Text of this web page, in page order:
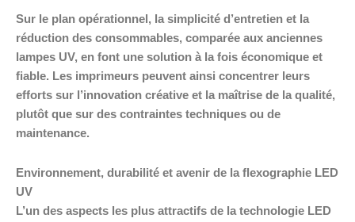
Sur le plan opérationnel, la simplicité d’entretien et la
réduction des consommables, comparée aux anciennes
lampes UV, en font une solution à la fois économique et
fiable. Les imprimeurs peuvent ainsi concentrer leurs
efforts sur l’innovation créative et la maîtrise de la qualité,
plutôt que sur des contraintes techniques ou de
maintenance.
Environnement, durabilité et avenir de la flexographie LED
UV
L’un des aspects les plus attractifs de la technologie LED